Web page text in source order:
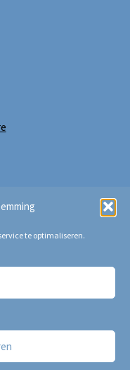
te optimaliseren.